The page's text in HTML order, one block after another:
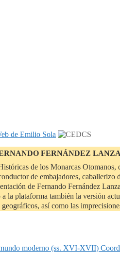
FERNÁNDEZ
de los Monarcas
de embajadores, caballerizo
de Fernando Fernández
plataforma también la versión
así como las
moderno (ss. XVI-XVII)